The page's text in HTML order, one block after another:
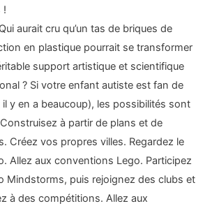
!
Qui aurait cru qu’un tas de briques de
en plastique pourrait se transformer
support artistique et scientifique
? Si votre enfant autiste est fan de
il y en a beaucoup), les possibilités sont
à partir de plans et de
Créez vos propres villes. Regardez le
Allez aux conventions Lego. Participez
Mindstorms, puis rejoignez des clubs et
à des compétitions. Allez aux